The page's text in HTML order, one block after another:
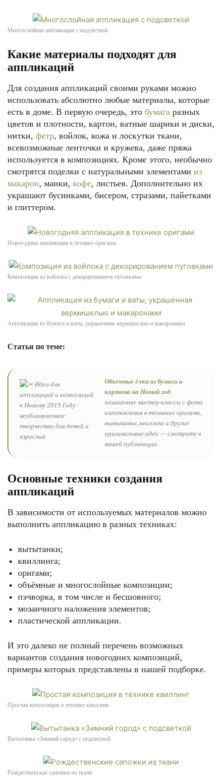
Многослойная аппликация с подсветкой
Какие материалы подходят для
аппликаций
Для создания аппликаций своими руками можно
использовать абсолютно любые материалы, которые
есть в доме. В первую очередь, это бумага разных
цветов и плотности, картон, ватные шарики и диски,
нитки, фетр, войлок, кожа и лоскутки ткани,
всевозможные ленточки и кружева, даже пряжа
используется в композициях. Кроме этого, необычно
смотрятся поделки с натуральными элементами из
макарон, манки, кофе, листьев. Дополнительно их
украшают бусинками, бисером, стразами, пайетками
и глиттером.
Новогодняя аппликация в технике оригами
Композиция из войлока с декорированием пуговками
Аппликация из бумаги и ваты, украшенная вермишелью и макаронами
Статья по теме:
Объемные ёлки из бумаги и
картона на Новый год:
пошаговые мастер-классы с фото
изготовления в техниках оригами,
вытынанки, квиллинг и другие
оригинальные идеи — смотрите в
нашей публикации.
Основные техники создания
аппликаций
В зависимости от используемых материалов можно
выполнить аппликацию в разных техниках:
вытытанки;
квиллинга;
оригами;
объёмные и многослойные композиции;
пэчворка, в том числе и бесшовного;
мозаичного наложения элементов;
пластической аппликации.
И это далеко не полный перечень возможных
вариантов создания новогодних композиций,
примеры которых представлены в нашей подборке.
Простая композиция в технике квиллинг
Вытытанка «Зимний город» с подсветкой
Рождественские сапожки из ткани